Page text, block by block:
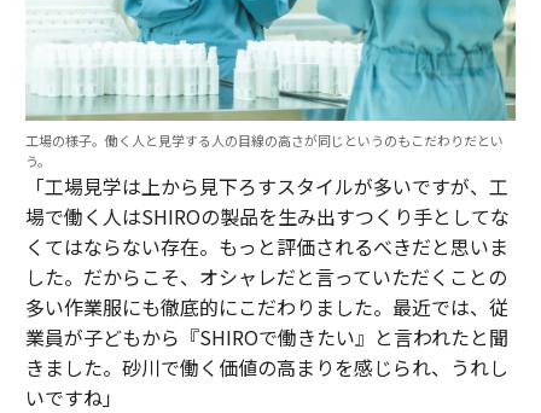
工場の様子。働く人と見学する人の目線の高さが同じというのもこだわりだとい
う。
「工場見学は上から見下ろすスタイルが多いですが、工
場で働く人はSHIROの製品を生み出すつくり手としてな
くてはならない存在。もっと評価されるべきだと思いま
した。だからこそ、オシャレだと言っていただくことの
多い作業服にも徹底的にこだわりました。最近では、従
業員が子どもから『SHIROで働きたい』と言われたと聞
きました。砂川で働く価値の高まりを感じられ、うれし
いですね」